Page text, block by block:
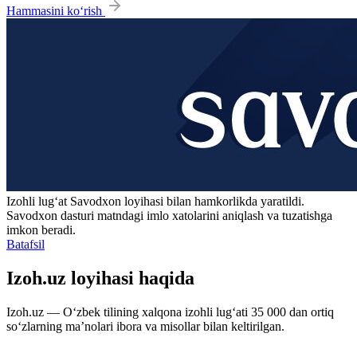
Hammasini ko‘rish
Izohli lugʻat Savodxon loyihasi bilan hamkorlikda yaratildi.
Savodxon dasturi matndagi imlo xatolarini aniqlash va tuzatishga
imkon beradi.
Batafsil
Izoh.uz loyihasi haqida
Izoh.uz — O‘zbek tilining xalqona izohli lug‘ati 35 000 dan ortiq
so‘zlarning ma’nolari ibora va misollar bilan keltirilgan.